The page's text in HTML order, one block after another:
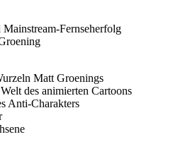
Fernseherfolg
Matt Groenings
des animierten Cartoons
Anti-Charakters